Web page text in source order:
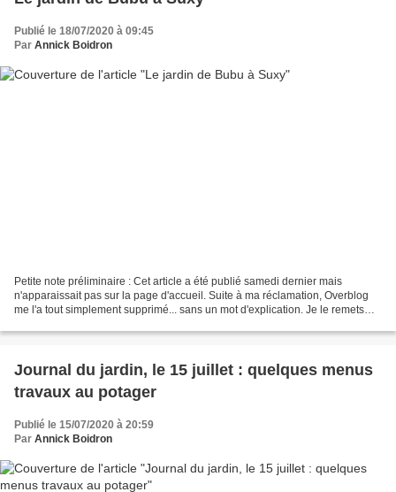
Publié le 18/07/2020 à 09:45
Par Annick Boidron
Petite note préliminaire : Cet article a été publié samedi dernier mais
n'apparaissait pas sur la page d'accueil. Suite à ma réclamation, Overblog
me l'a tout simplement supprimé... sans un mot d'explication. Je le remets
Journal du jardin, le 15 juillet : quelques menus
travaux au potager
Publié le 15/07/2020 à 20:59
Par Annick Boidron